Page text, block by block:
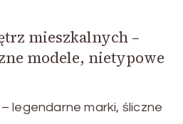
mieszkalnych –
modele, nietypowe
legendarne marki, śliczne